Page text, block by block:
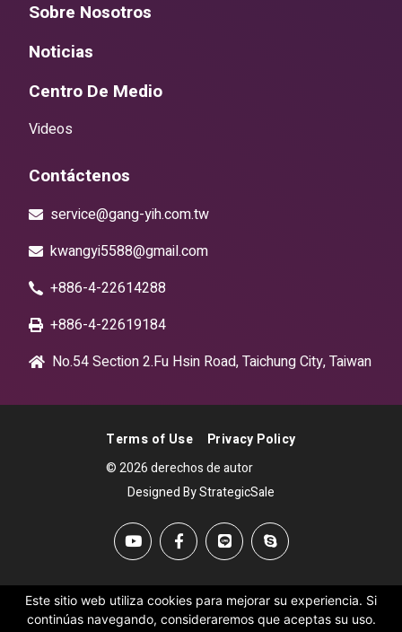
Sobre Nosotros
Noticias
Centro De Medio
Videos
Contáctenos
service@gang-yih.com.tw
kwangyi5588@gmail.com
+886-4-22614288
+886-4-22619184
No.54 Section 2.Fu Hsin Road, Taichung City, Taiwan
Terms of Use
Privacy Policy
© 2026 derechos de autor
Designed By StrategicSale
Este sitio web utiliza cookies para mejorar su experiencia. Si
continúas navegando, consideraremos que aceptas su uso.